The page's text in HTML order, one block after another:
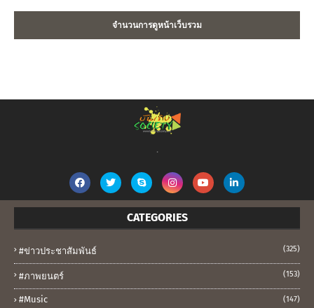
จำนวนการดูหน้าเว็บรวม
.
CATEGORIES
#ข่าวประชาสัมพันธ์ (325)
#ภาพยนตร์ (153)
#music (147)